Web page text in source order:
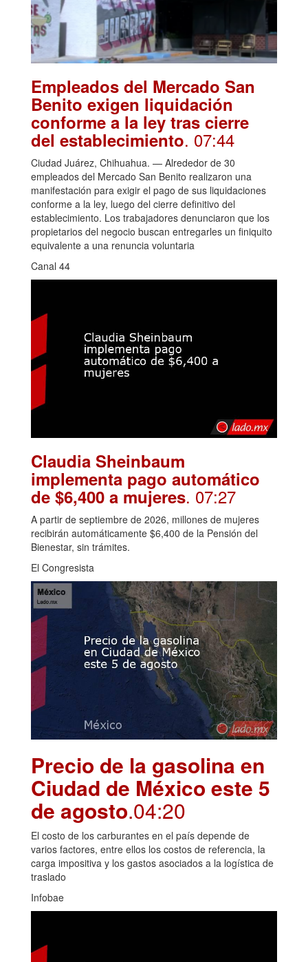
Empleados del Mercado San
Benito exigen liquidación
conforme a la ley tras cierre
del establecimiento. 07:44
Ciudad Juárez, Chihuahua. — Alrededor de 30
empleados del Mercado San Benito realizaron una
manifestación para exigir el pago de sus liquidaciones
conforme a la ley, luego del cierre definitivo del
establecimiento. Los trabajadores denunciaron que los
propietarios del negocio buscan entregarles un finiquito
equivalente a una renuncia voluntaria
Canal 44
Claudia Sheinbaum
implementa pago automático
de $6,400 a mujeres. 07:27
A partir de septiembre de 2026, millones de mujeres
recibirán automáticamente $6,400 de la Pensión del
Bienestar, sin trámites.
El Congresista
Precio de la gasolina en
Ciudad de México este 5
de agosto.04:20
El costo de los carburantes en el país depende de
varios factores, entre ellos los costos de referencia, la
carga impositiva y los gastos asociados a la logística de
traslado
Infobae